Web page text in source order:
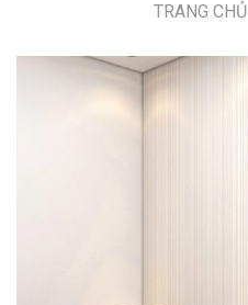
TRANG CHỦ